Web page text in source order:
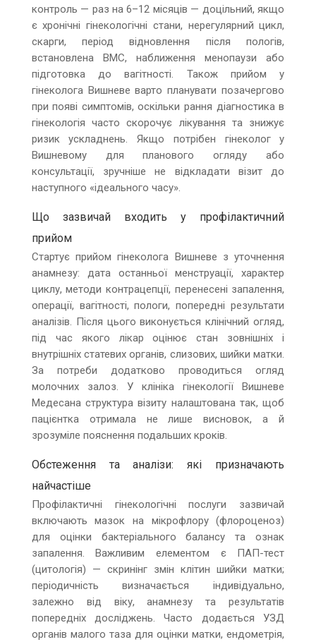
контроль — раз на 6–12 місяців — доцільний, якщо
є хронічні гінекологічні стани, нерегулярний цикл,
скарги, період відновлення після пологів,
встановлена ВМС, наближення менопаузи або
підготовка до вагітності. Також прийом у
гінеколога Вишневе варто планувати позачергово
при появі симптомів, оскільки рання діагностика в
гінекологія часто скорочує лікування та знижує
ризик ускладнень. Якщо потрібен гінеколог у
Вишневому для планового огляду або
консультації, зручніше не відкладати візит до
наступного «ідеального часу».
Що зазвичай входить у профілактичний
прийом
Стартує прийом гінеколога Вишневе з уточнення
анамнезу: дата останньої менструації, характер
циклу, методи контрацепції, перенесені запалення,
операції, вагітності, пологи, попередні результати
аналізів. Після цього виконується клінічний огляд,
під час якого лікар оцінює стан зовнішніх і
внутрішніх статевих органів, слизових, шийки матки.
За потреби додатково проводиться огляд
молочних залоз. У клініка гінекології Вишневе
Медесана структура візиту налаштована так, щоб
пацієнтка отримала не лише висновок, а й
зрозуміле пояснення подальших кроків.
Обстеження та аналізи: які призначають
найчастіше
Профілактичні гінекологічні послуги зазвичай
включають мазок на мікрофлору (флороценоз)
для оцінки бактеріального балансу та ознак
запалення. Важливим елементом є ПАП-тест
(цитологія) — скринінг змін клітин шийки матки;
періодичність визначається індивідуально,
залежно від віку, анамнезу та результатів
попередніх досліджень. Часто додається УЗД
органів малого таза для оцінки матки, ендометрія,